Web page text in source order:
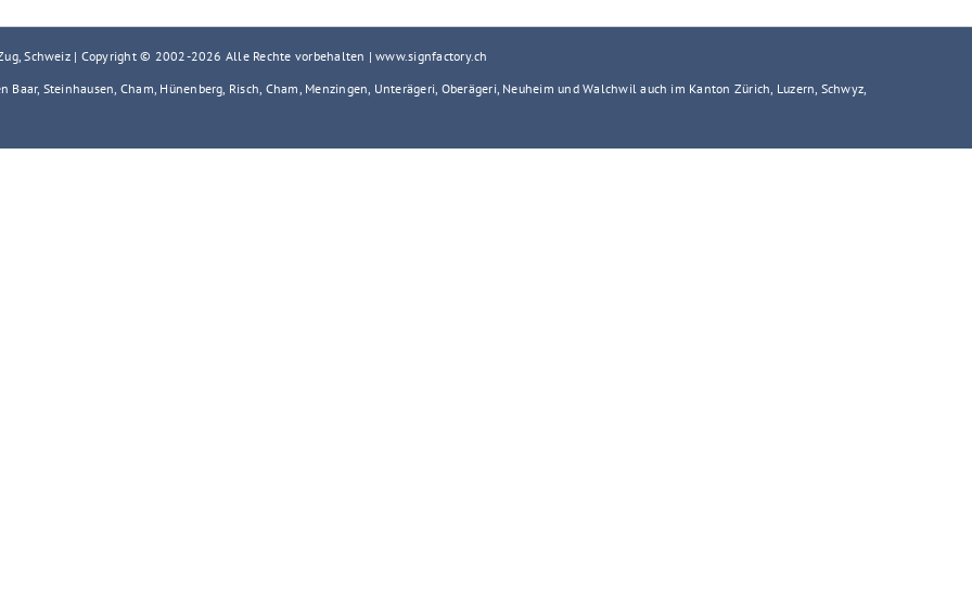
Schweiz | Copyright © 2002-2026 Alle Rechte vorbehalten | www.signfactory.ch
Steinhausen, Cham, Hünenberg, Risch, Cham, Menzingen, Unterägeri, Oberägeri, Neuheim und Walchwil auch im Kanton Zürich, Luzern, Schwyz,